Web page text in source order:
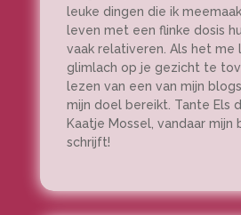
leuke dingen die ik
leven met een flinke dosis
vaak relativeren. Als het me
glimlach op je gezicht te
lezen van een van mijn
mijn doel bereikt. Tante Els
Kaatje Mossel, vandaar mijn
schrijft!